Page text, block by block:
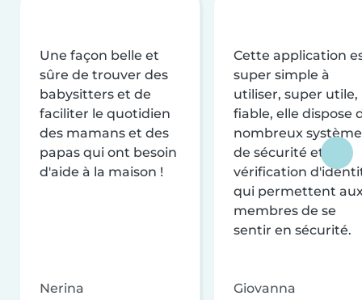
Une façon belle et
sûre de trouver des
babysitters et de
faciliter le quotidien
des mamans et des
papas qui ont besoin
d'aide à la maison !
Nerina
Cette application
super simple à
utiliser, super utile,
fiable, elle dispose
nombreux
de sécurité et de
vérification
qui permettent
membres de se
sentir en sécurité.
Giovanna